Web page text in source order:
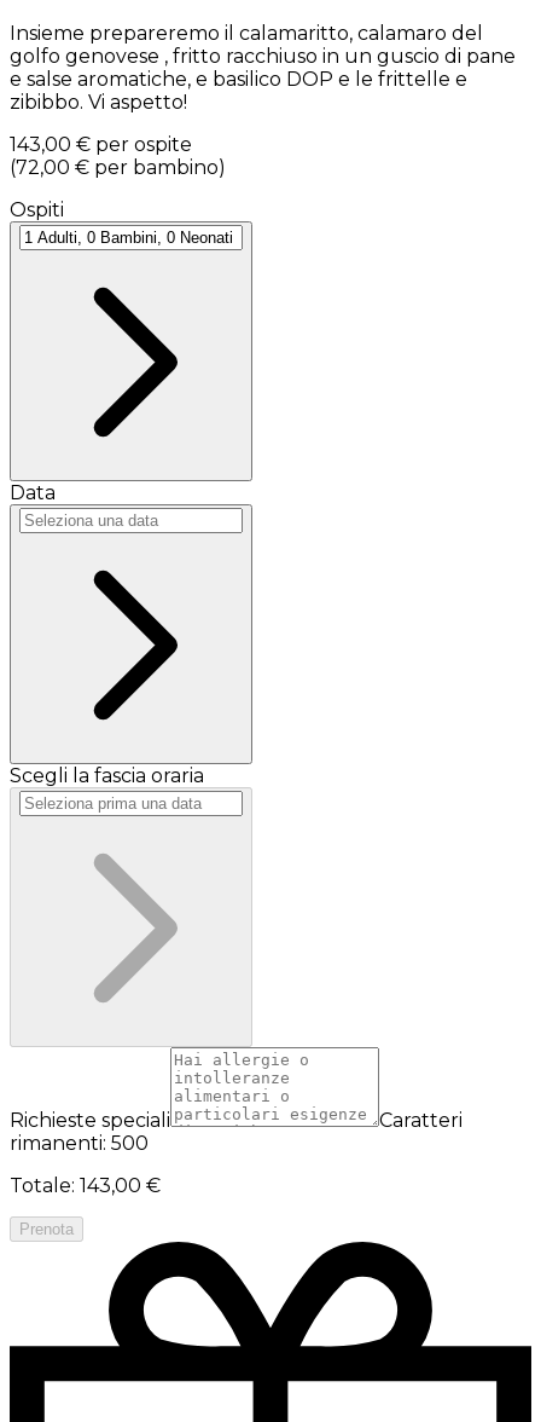
Insieme prepareremo il calamaritto, calamaro del
golfo genovese , fritto racchiuso in un guscio di pane
e salse aromatiche, e basilico DOP e le frittelle e
zibibbo. Vi aspetto!
143,00 € per ospite
(72,00 € per bambino)
Ospiti
Data
Scegli la fascia oraria
Richieste speciali
Caratteri
rimanenti: 500
Totale: 143,00 €
Prenota